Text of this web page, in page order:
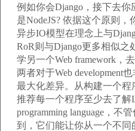
例如你会Django，接下去你
是NodeJS? 依据这个原则，
异步IO模型在理念上与
RoR则与Django更多相似
学另一个Web framework，
两者对于Web development
最大化差异。从构建一个
推荐每一个程序至少去了解
programming language，不
到，它们能让你从一个不同